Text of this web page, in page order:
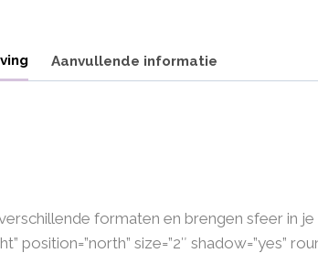
Aanvullende informatie
formaten en brengen sfeer in je
size=”2″ shadow=”yes”